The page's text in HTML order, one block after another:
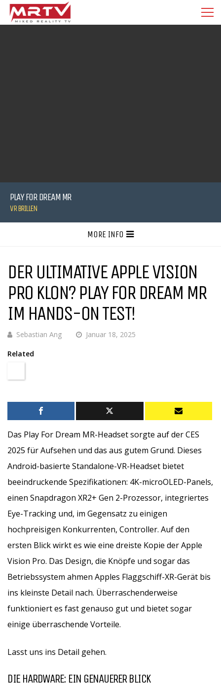
PLAY FOR DREAM MR
VR BRILLEN
MORE INFO
DER ULTIMATIVE APPLE VISION
PRO KLON? PLAY FOR DREAM MR
IM HANDS-ON TEST!
Sebastian Ang Januar 18, 2025
Related
Das Play For Dream MR-Headset sorgte auf der CES
2025 für Aufsehen und das aus gutem Grund. Dieses
Android-basierte Standalone-VR-Headset bietet
beeindruckende Spezifikationen: 4K-microOLED-Panels,
einen Snapdragon XR2+ Gen 2-Prozessor, integriertes
Eye-Tracking und, im Gegensatz zu einigen
hochpreisigen Konkurrenten, Controller. Auf den
ersten Blick wirkt es wie eine dreiste Kopie der Apple
Vision Pro. Das Design, die Knöpfe und sogar das
Betriebssystem ahmen Apples Flaggschiff-XR-Gerät bis
ins kleinste Detail nach. Überraschenderweise
funktioniert es fast genauso gut und bietet sogar
einige überraschende Vorteile.
Lasst uns ins Detail gehen.
DIE HARDWARE: EIN GENAUERER BLICK